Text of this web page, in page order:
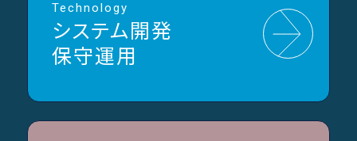
Technology
システム開発
保守運用